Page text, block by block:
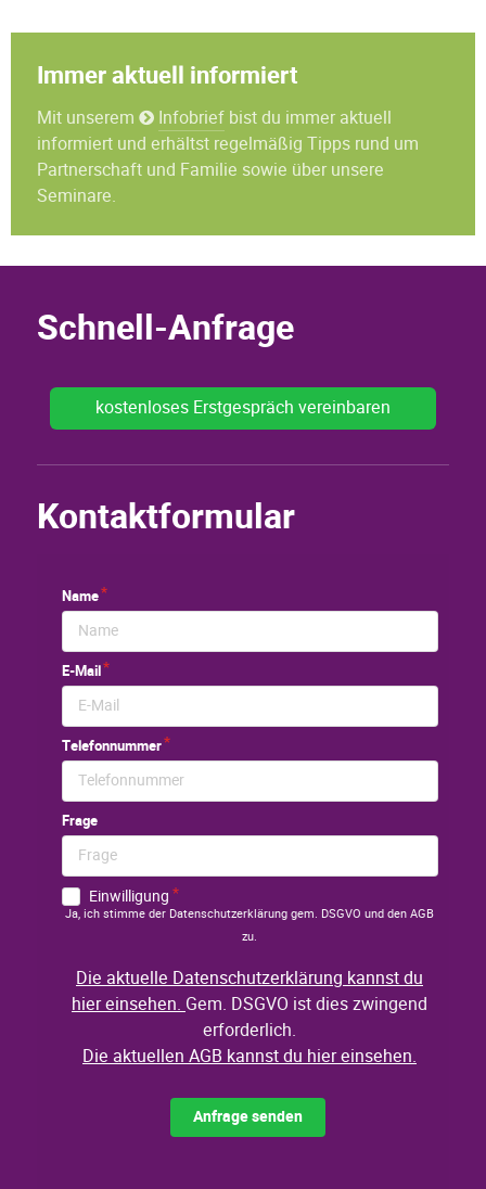
Immer aktuell informiert
Mit unserem Infobrief bist du immer aktuell
informiert und erhältst regelmäßig Tipps rund um
Partnerschaft und Familie sowie über unsere
Seminare.
Schnell-Anfrage
kostenloses Erstgespräch vereinbaren
Kontaktformular